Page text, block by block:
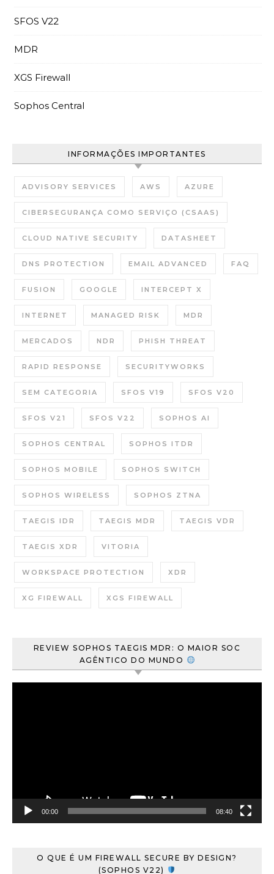
SFOS V22
MDR
XGS Firewall
Sophos Central
INFORMAÇÕES IMPORTANTES
ADVISORY SERVICES AWS AZURE
CIBERSEGURANÇA COMO SERVIÇO (CSAAS)
CLOUD NATIVE SECURITY DATASHEET
DNS PROTECTION EMAIL ADVANCED FAQ
FUSION GOOGLE INTERCEPT X
INTERNET MANAGED RISK MDR
MERCADOS NDR PHISH THREAT
RAPID RESPONSE SECURITYWORKS
SEM CATEGORIA SFOS V19 SFOS V20
SFOS V21 SFOS V22 SOPHOS AI
SOPHOS CENTRAL SOPHOS ITDR
SOPHOS MOBILE SOPHOS SWITCH
SOPHOS WIRELESS SOPHOS ZTNA
TAEGIS IDR TAEGIS MDR TAEGIS VDR
TAEGIS XDR VITORIA
WORKSPACE PROTECTION XDR
XG FIREWALL XGS FIREWALL
REVIEW SOPHOS TAEGIS MDR: O MAIOR SOC
AGÊNTICO DO MUNDO
00:00 08:40
O QUE É UM FIREWALL SECURE BY DESIGN?
(SOPHOS V22)